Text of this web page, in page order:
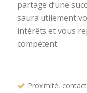
partage d’une
saura utilement
intérêts et vous
compétent.
Proximité,